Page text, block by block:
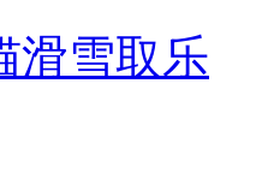
滑雪取乐